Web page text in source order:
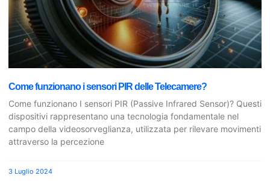
Come funzionano i sensori PIR delle Telecamere?
Come funzionano I sensori PIR (Passive Infrared Sensor)? Questi
dispositivi rappresentano una tecnologia fondamentale nel
campo della videosorveglianza, utilizzata per rilevare movimenti
attraverso la percezione
3 Luglio 2024